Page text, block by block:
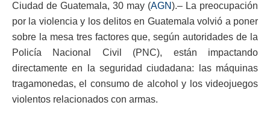
Ciudad de Guatemala, 30 may (AGN).– La preocupación
por la violencia y los delitos en Guatemala volvió a poner
sobre la mesa tres factores que, según autoridades de la
Policía Nacional Civil (PNC), están impactando
directamente en la seguridad ciudadana: las máquinas
tragamonedas, el consumo de alcohol y los videojuegos
violentos relacionados con armas.